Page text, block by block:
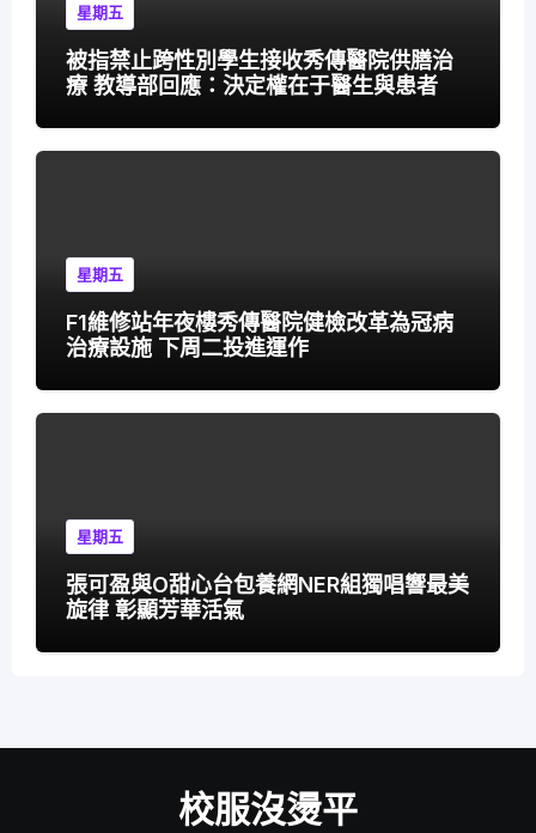
星期五
被指禁止跨性別學生接收秀傳醫院供膳治
療 教導部回應：決定權在于醫生與患者
星期五
F1維修站年夜樓秀傳醫院健檢改革為冠病
治療設施 下周二投進運作
星期五
張可盈與O甜心台包養網NER組獨唱響最美
旋律 彰顯芳華活氣
校服沒燙平